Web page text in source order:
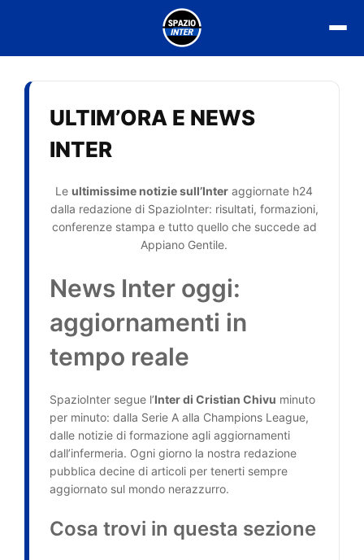
ULTIM’ORA E NEWS
INTER
Le ultimissime notizie sull’Inter aggiornate h24
dalla redazione di SpazioInter: risultati, formazioni,
conferenze stampa e tutto quello che succede ad
Appiano Gentile.
News Inter oggi:
aggiornamenti in
tempo reale
SpazioInter segue l’Inter di Cristian Chivu minuto
per minuto: dalla Serie A alla Champions League,
dalle notizie di formazione agli aggiornamenti
dall’infermeria. Ogni giorno la nostra redazione
pubblica decine di articoli per tenerti sempre
aggiornato sul mondo nerazzurro.
Cosa trovi in questa sezione